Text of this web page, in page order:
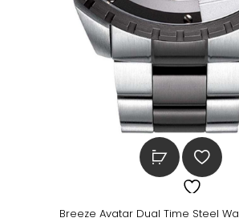
5
,
0
0
€
.
Breeze Avatar Dual Time Steel